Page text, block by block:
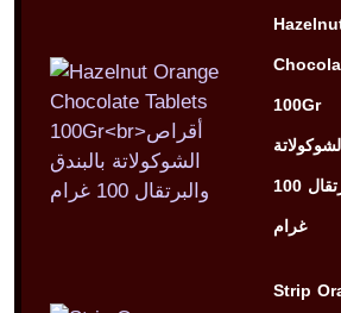
100Gr
بالبندق والبرتقال 100
غرام
Strip